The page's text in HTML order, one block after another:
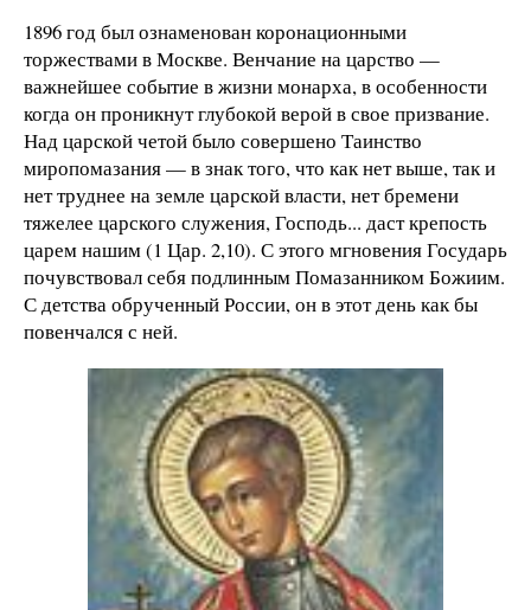
1896 год был ознаменован коронационными
торжествами в Москве. Венчание на царство —
важнейшее событие в жизни монарха, в особенности
когда он проникнут глубокой верой в свое призвание.
Над царской четой было совершено Таинство
миропомазания — в знак того, что как нет выше, так и
нет труднее на земле царской власти, нет бремени
тяжелее царского служения, Господь... даст крепость
царем нашим (1 Цар. 2,10). С этого мгновения Государь
почувствовал себя подлинным Помазанником Божиим.
С детства обрученный России, он в этот день как бы
повенчался с ней.